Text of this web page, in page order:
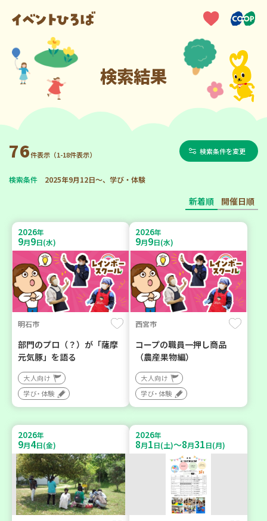
検索結果
76件表示（1-18件表示） 検索条件を変更
検索条件 2025年9月12日～、学び・体験
新着順 開催日順
2026年
9月9日(水)
明石市
部門のプロ（？）が「薩摩
元気豚」を語る
大人向け
学び・体験
2026年
9月9日(水)
西宮市
コープの職員一押し商品
（農産果物編）
大人向け
学び・体験
2026年
9月4日(金)
2026年
8月1日(土)～8月31日(月)